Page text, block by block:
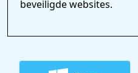
beveiligde websites.